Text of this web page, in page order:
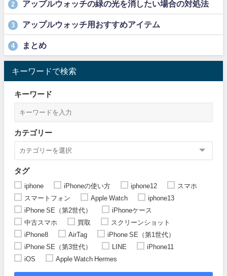
2 アップルウォッチの緑の光を消したい場合の対処法
3 アップルウォッチ用おすすめアイテム
4 まとめ
キーワードで検索
キーワード
カテゴリー
タグ
iphone iPhoneの使い方 iphone12
スマホ
スマートフォン
Apple Watch
iphone13
iPhone SE（第2世代）
iPhoneケース
中古スマホ
買取
スクリーンショット
iPhone8
AirTag
iPhone SE（第1世代）
iPhone SE（第3世代）
LINE
iPhone11
iOS
Apple Watch Hermes